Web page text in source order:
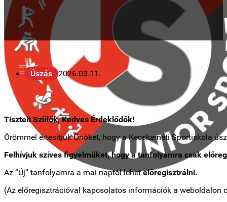
Úszás 2026.03.11.
Tisztelt Szülők, Kedves Érdeklődők!
Örömmel értesítjük Önöket, hogy a Kecskeméti Sportiskola
Felhívjuk szíves figyelmüket, hogy a tanfolyamra csak
Az “Új” tanfolyamra a mai naptól lehetelőregisztrálni.
(Az előregisztrációval kapcsolatos információk a weboldalon